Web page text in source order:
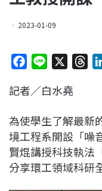
2023-01-09
c
b
o
o
k
n
a
d
s
記者／白水堯
為使學生了解最新
境工程系開設「噪
賢焜講授科技執法
分享環工領域科研